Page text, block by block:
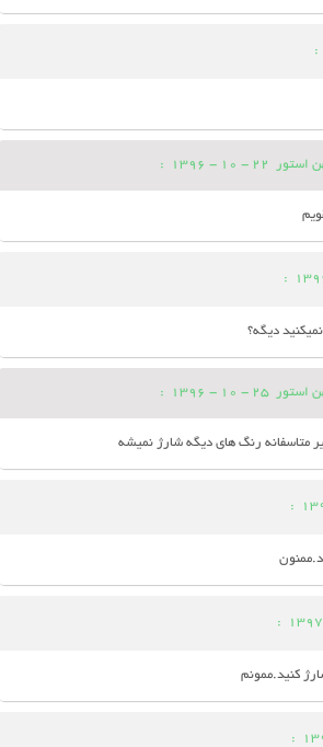
:
استور 22 - 10 - 1396
:
:
دیگه؟
استور 25 - 10 - 1396
:
متاسفانه رنگ های دیگه شارژ نمیشه
:
:
کنید.ممونم
: